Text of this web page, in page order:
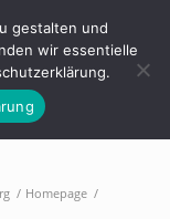
lounge.de
/ Homepage /
gestalten und
wir essentielle